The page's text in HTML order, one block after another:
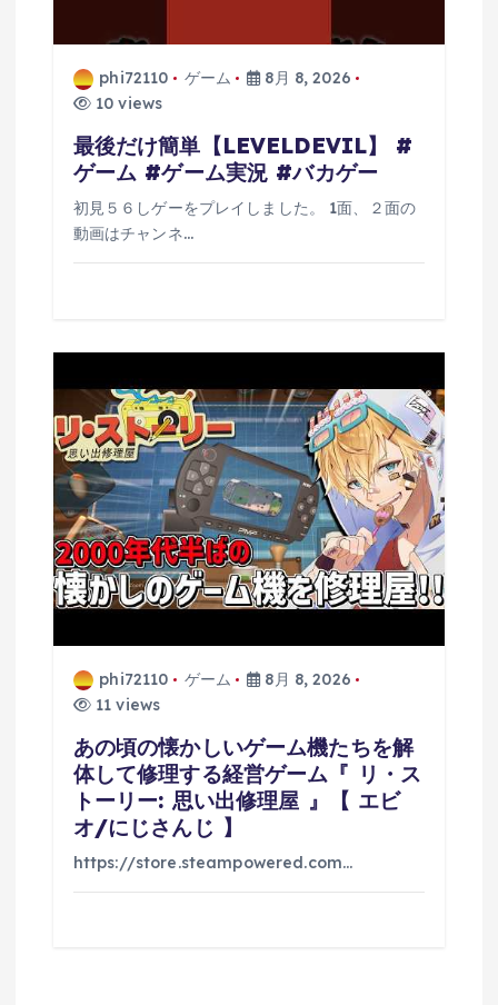
phi72110 ゲーム
8月 8, 2026
10 views
最後だけ簡単【LEVELDEVIL】 #
ゲーム #ゲーム実況 #バカゲー
初見５６しゲーをプレイしました。 1面、２面の
動画はチャンネ…
phi72110 ゲーム
8月 8, 2026
11 views
あの頃の懐かしいゲーム機たちを解
体して修理する経営ゲーム『 リ・ス
トーリー: 思い出修理屋 』【 エビ
オ/にじさんじ 】
https://store.steampowered.com…